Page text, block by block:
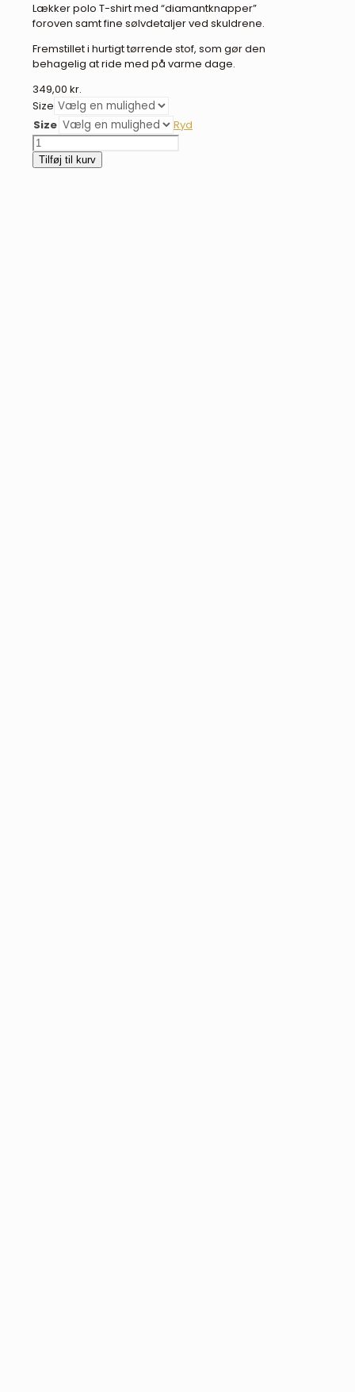
Lækker polo T-shirt med “diamantknapper”
foroven samt fine sølvdetaljer ved skuldrene.
Fremstillet i hurtigt tørrende stof, som gør den
behagelig at ride med på varme dage.
349,00 kr.
Size
Size
Ryd
BR
Chantal
polo
Tilføj til kurv